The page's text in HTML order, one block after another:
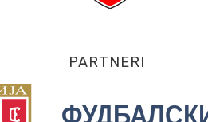
PARTNERI